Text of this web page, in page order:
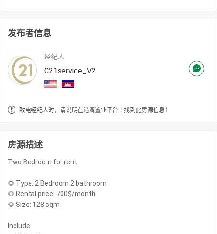
发布者信息
经纪人
C21service_V2
致电经纪人时，请说明在港湾置业平台上找到此房源信息！
房源描述
Two Bedroom for rent
🌻 Type: 2 Bedroom 2 bathroom
🌻 Rental price: 700$/month
🌻 Size: 128 sqm
Include: